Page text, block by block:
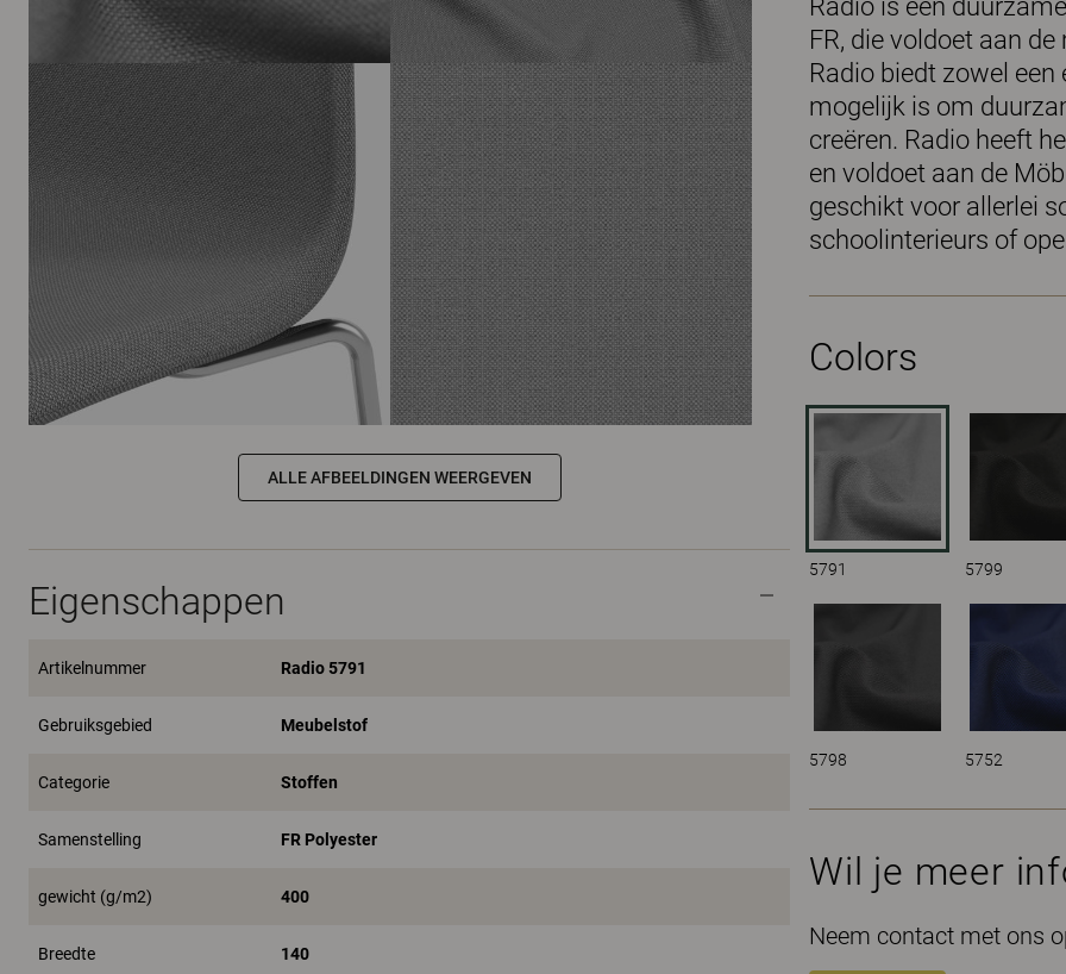
Radio is een
FR, die voldoet aan
Radio biedt zowel
mogelijk is om
creëren. Radio heeft
en voldoet aan de
geschikt voor allerlei
schoolinterieurs of
Colors
5791 5799
5798 5752
Wil je meer
Neem contact met ons
ALLE AFBEELDINGEN WEERGEVEN
Eigenschappen
Artikelnummer Radio 5791
Gebruiksgebied Meubelstof
Categorie Stoffen
Samenstelling FR Polyester
gewicht (g/m2) 400
Breedte 140